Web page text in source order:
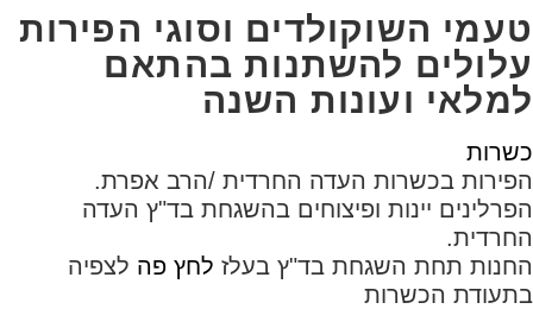
טעמי השוקולדים וסוגי הפירות
עלולים להשתנות בהתאם
למלאי ועונות השנה
כשרות
הפירות בכשרות העדה החרדית /הרב אפרת.
הפרלינים יינות ופיצוחים בהשגחת בד"ץ העדה
החרדית.
החנות תחת השגחת בד"ץ בעלז לחץ פה לצפיה
בתעודת הכשרות